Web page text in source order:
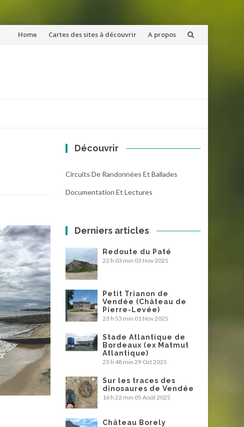
Aller
Home Cartes des sites à découvrir A propos
Découvrir
Circuits De Randonnées Et Ballades
Documentation Et Lectures
Derniers articles
Redoute du Paté
22 h 03 min 03 Nov 2025
Petit Trianon de
Vendée (Château de
Pierre-Levée)
23 h 53 min 01 Nov 2025
Stade Atlantique de
Bordeaux (ex Matmut
Atlantique)
23 h 48 min 29 Oct 2025
Sur les traces des
dinosaures de Vendée
16 h 22 min 05 Août 2025
Château Borely